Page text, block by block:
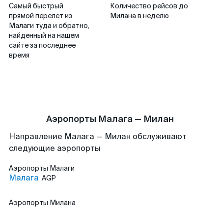
Самый быстрый
прямой перелет из
Малаги туда и обратно,
найденный на нашем
сайте за последнее
время
Количество рейсов до
Милана в неделю
Аэропорты Малага — Милан
Направление Малага — Милан обслуживают
следующие аэропорты
Аэропорты Малаги
Малага AGP
Аэропорты Милана